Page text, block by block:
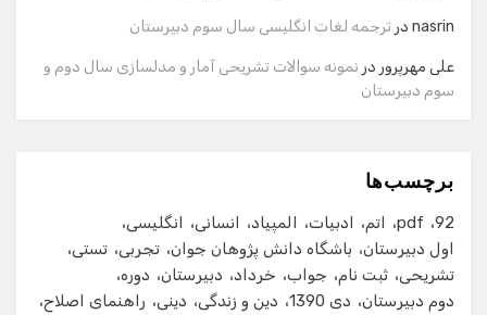
nasrin در ترجمه لغات انگلیسی سال سوم دبیرستان
علی مهرپرور در نمونه سوالات تشریحی آمار و مدلسازی سال دوم و
سوم دبیرستان
برچسب‌ها
92
pdf اتم ادبیات المپیاد انسانی
انگلیسی
اول دبیرستان
باشگاه دانش پژوهان جوان تجربی تستی
تشریحی ثبت نام جواب خرداد دبیرستان
دوره
دوم دبیرستان
دی 1390 دین و زندگی دینی راهنمای اصلاح
ایمیل